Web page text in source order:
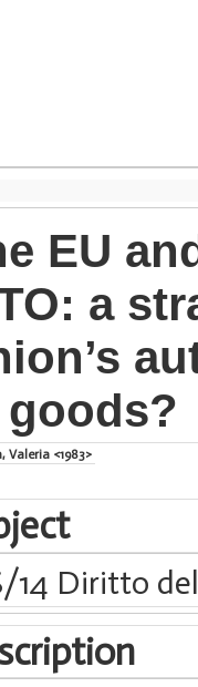
EU
a
Valeria <1983>
14 Diritto